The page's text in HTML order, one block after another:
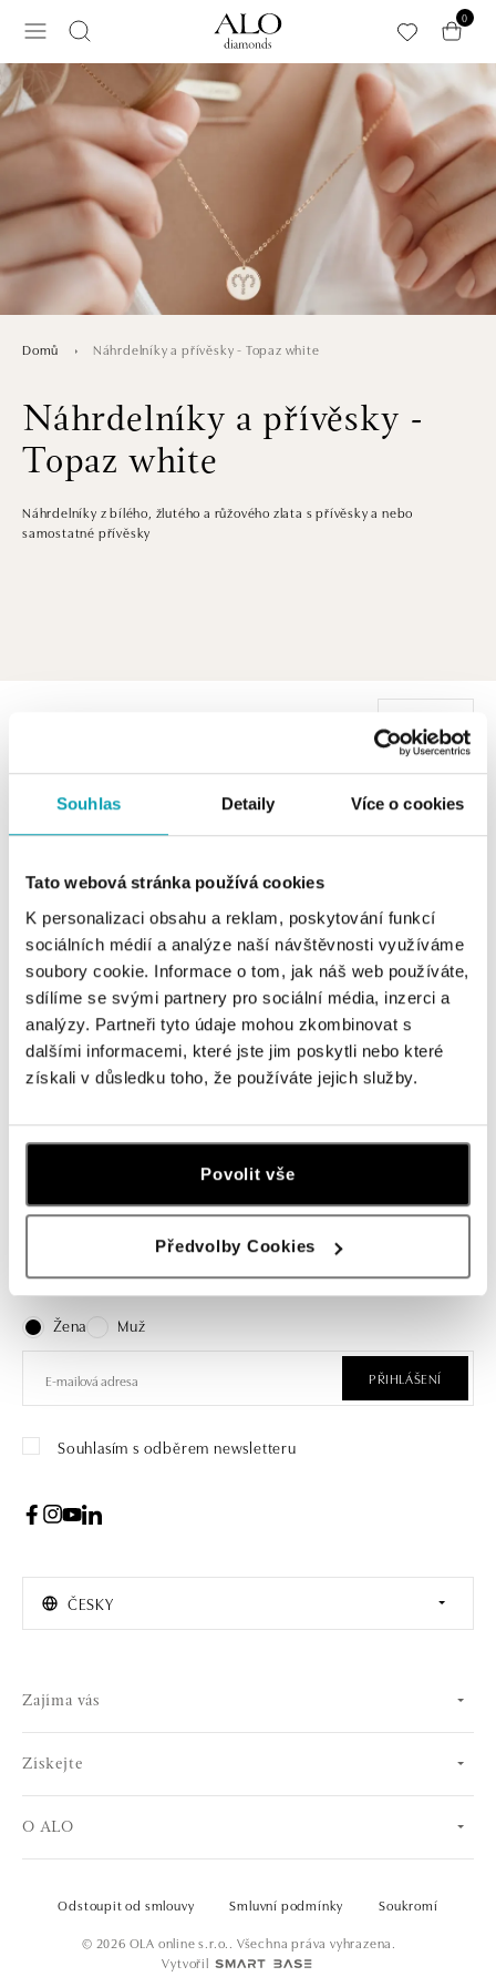
Souhlas Detaily Více o cookies
Tato webová stránka používá cookies
K personalizaci obsahu a reklam, poskytování funkcí
sociálních médií a analýze naší návštěvnosti využíváme
soubory cookie. Informace o tom, jak náš web používáte,
sdílíme se svými partnery pro sociální média, inzerci a
analýzy. Partneři tyto údaje mohou zkombinovat s
dalšími informacemi, které jste jim poskytli nebo které
získali v důsledku toho, že používáte jejich služby.
Povolit vše
Předvolby Cookies
0
Domů Náhrdelníky a přívěsky - Topaz white
Náhrdelníky a přívěsky -
Topaz white
Náhrdelníky z bílého, žlutého a růžového zlata s přívěsky a nebo
samostatné přívěsky
ALO
Přívěs s topazem a diamanty
Abdon
ALO
od 84 596 Kč
Přihlášení k odběru newsletteru
Objevte nejnovější kolekce, novinky a exkluzivní produkty.
Žena
Muž
PŘIHLÁŠENÍ
Souhlasím s odběrem newsletteru
ČESKY
Zajíma vás
Získejte
O ALO
© 2026 OLA online s.r.o.. Všechna práva vyhrazena.
Vytvořil
Odstoupit od smlouvy Smluvní podmínky Soukromí